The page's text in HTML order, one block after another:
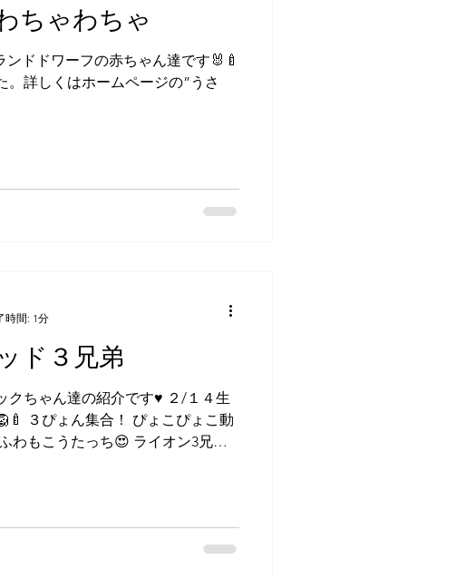
ちゃわちゃ
ドドワーフの赤ちゃん達です🐰🍼
。詳しくはホームページの”うさ
ド３兄弟
クちゃん達の紹介です♥ ２/１４生
３ぴょん集合！ ぴょこぴょこ動
わもこうたっち😍 ライオン3兄弟
時間: 1分